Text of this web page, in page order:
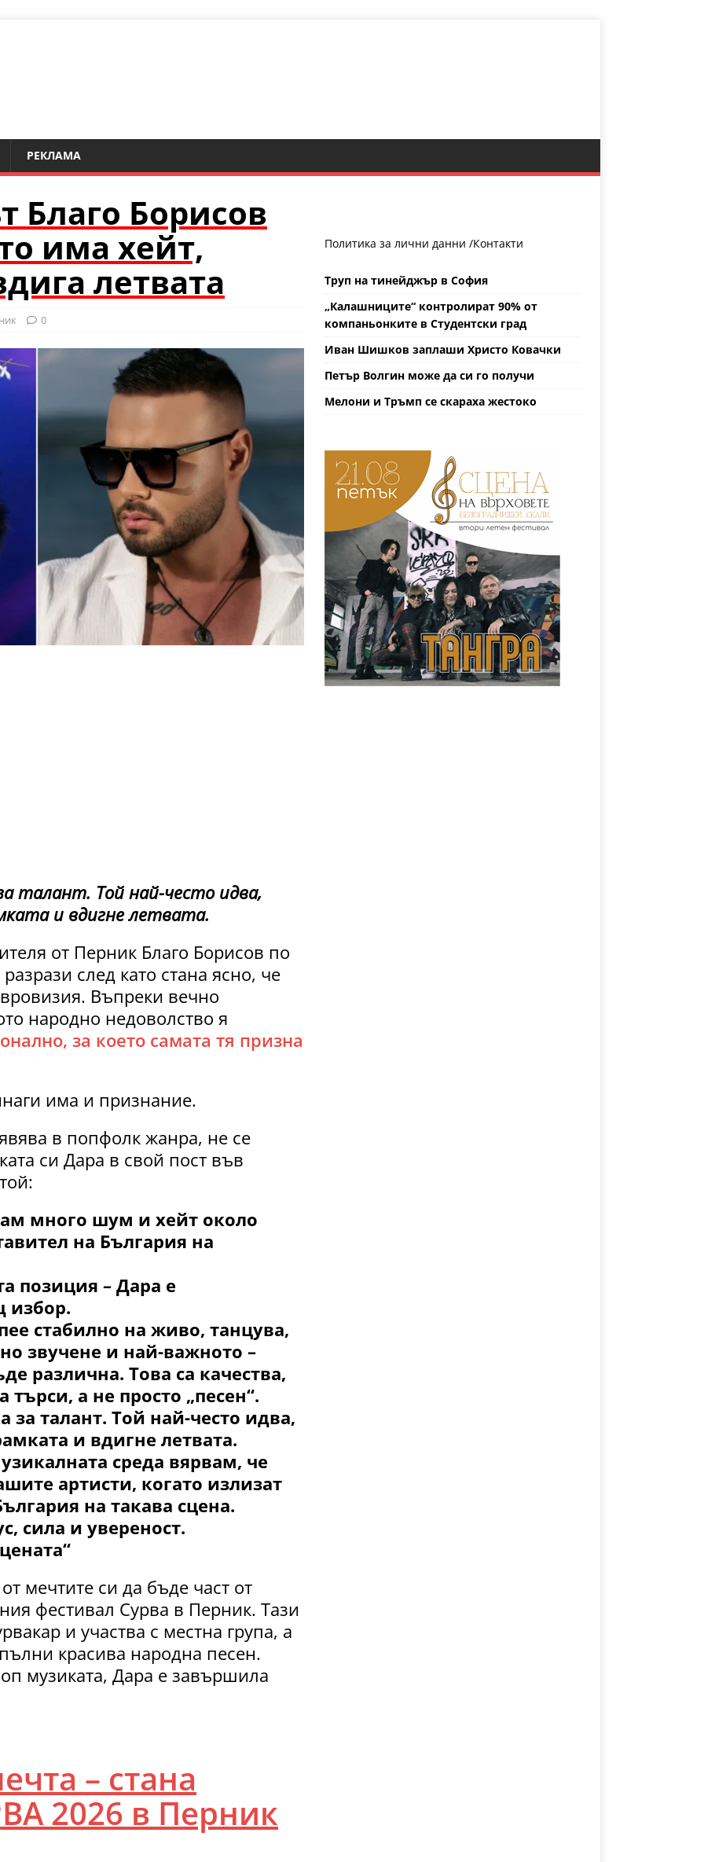
РЕКЛАМА
Благо Борисов
има хейт,
летвата
0
талант. Той най-често идва,
и вдигне летвата.
от Перник Благо Борисов по
след като стана ясно, че
Въпреки вечно
народно недоволство я
за което самата тя призна
има и признание.
в попфолк жанра, не се
си Дара в свой пост във
много шум и хейт около
на България на
позиция – Дара е
избор.
стабилно на живо, танцува,
звучене и най-важното –
различна. Това са качества,
а не просто „песен“.
за талант. Той най-често идва,
и вдигне летвата.
среда вярвам, че
артисти, когато излизат
на такава сцена.
сила и увереност.
мечтите си да бъде част от
фестивал Сурва в Перник. Тази
и участва с местна група, а
красива народна песен.
музиката, Дара е завършила
– стана
2026 в Перник
Политика за лични данни /Контакти
Труп на тинейджър в София
„Калашниците“ контролират 90% от
компаньонките в Студентски град
Иван Шишков заплаши Христо Ковачки
Петър Волгин може да си го получи
Мелони и Тръмп се скараха жестоко